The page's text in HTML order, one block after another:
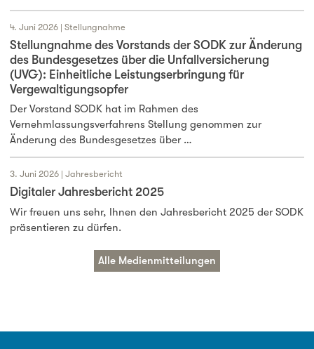
4. Juni 2026 | Stellungnahme
Stellungnahme des Vorstands der SODK zur Änderung
des Bundesgesetzes über die Unfallversicherung
(UVG): Einheitliche Leistungserbringung für
Vergewaltigungsopfer
Der Vorstand SODK hat im Rahmen des
Vernehmlassungsverfahrens Stellung genommen zur
Änderung des Bundesgesetzes über …
3. Juni 2026 | Jahresbericht
Digitaler Jahresbericht 2025
Wir freuen uns sehr, Ihnen den Jahresbericht 2025 der SODK
präsentieren zu dürfen.
Alle Medienmitteilungen